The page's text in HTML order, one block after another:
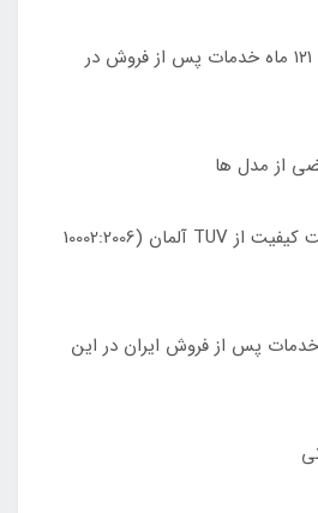
دارای ٢۴ ماه ضمانت و ١٢١ ماه خدمات پس از فروش در
از مدل ها
دارنده استاندارد مدیریت کیفیت از TUV آلمان (10002:2006
خدمات پس از فروش ایران در این